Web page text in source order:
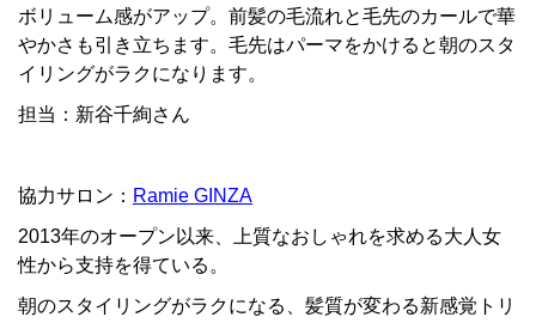
ボリューム感がアップ。前髪の毛流れと毛先のカールで華
やかさも引き立ちます。毛先はパーマをかけると朝のスタ
イリングがラクになります。
担当：新谷千絢さん
協力サロン： Ramie GINZA
2013年のオープン以来、上質なおしゃれを求める大人女
性から支持を得ている。
朝のスタイリングがラクになる、髪質が変わる新感覚トリ